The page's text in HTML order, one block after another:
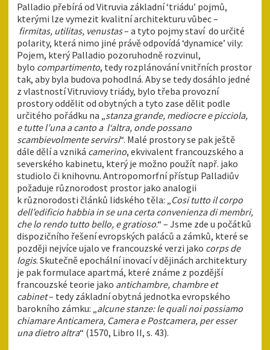
Palladio přebírá od Vitruvia základní ‘triádu’ pojmů,
kterými lze vymezit kvalitní architekturu vůbec –
firmitas, utilitas, venustas– a tyto pojmy staví do určité
polarity, která nimo jiné právě odpovídá ‘dynamice’ vily:
Pojem, který Palladio pozoruhodně rozvinul,
bylo compartimento, tedy rozplánování vnitřních prostor
tak, aby byla budova pohodlná. Aby se tedy dosáhlo jedné
z vlastností Vitruviovy triády, bylo třeba provozní
prostory oddělit od obytných a tyto zase dělit podle
určitého pořádku na „stanza grande, mediocre e picciola,
e tutte l’una a canto a l‘altra, onde possano
scambievolmente servirsi“. Malé prostory se pak ještě
dále dělí a vzniká camerino, ekvivalent francouzského a
severského kabinetu, který je možno použít např. jako
studiolo či knihovnu. Antropomorfní přístup Palladiův
požaduje různorodost prostor jako analogii
k různorodosti článků lidského těla: „Cosi tutto il corpo
dell’edificio habbia in se una certa convenienza di membri,
che lo rendo tutto bello, e gratioso.“ – Jsme zde u počátků
dispozičního řešení evropských paláců a zámků, které se
později nejvíce ujalo ve francouzské verzi jako corps de
logis. Skutečně epochální inovací v dějinách architektury
je pak formulace apartmá, které známe z pozdější
francouzské teorie jako antichambre, chambre et
cabinet– tedy základní obytná jednotka evropského
barokního zámku: „alcune stanze: le quali noi possiamo
chiamare Anticamera, Camera e Postcamera, per esser
una dietro altra“ (1570, Libro II, s. 43).